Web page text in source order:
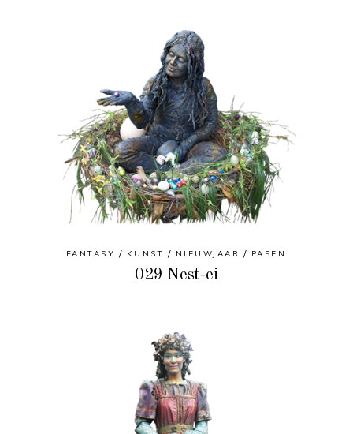
FANTASY KUNST NIEUWJAAR PASEN
029 Nest-ei